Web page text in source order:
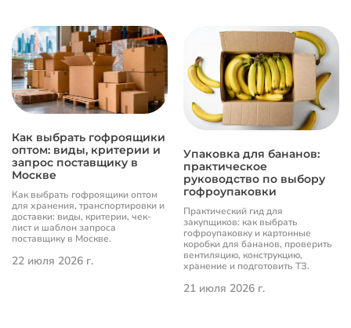
Как выбрать гофроящики
оптом: виды, критерии и
запрос поставщику в
Москве
Как выбрать гофроящики оптом
для хранения, транспортировки и
доставки: виды, критерии, чек-
лист и шаблон запроса
поставщику в Москве.
22 июля 2026 г.
Упаковка для бананов:
практическое
руководство по выбору
гофроупаковки
Практический гид для
закупщиков: как выбрать
гофроупаковку и картонные
коробки для бананов, проверить
вентиляцию, конструкцию,
хранение и подготовить ТЗ.
21 июля 2026 г.